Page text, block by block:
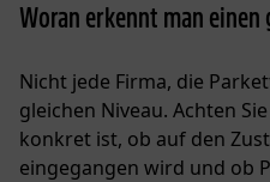
Woran erkennt man einen
Nicht jede Firma, die
gleichen Niveau. Achten
konkret ist, ob auf den
eingegangen wird und ob